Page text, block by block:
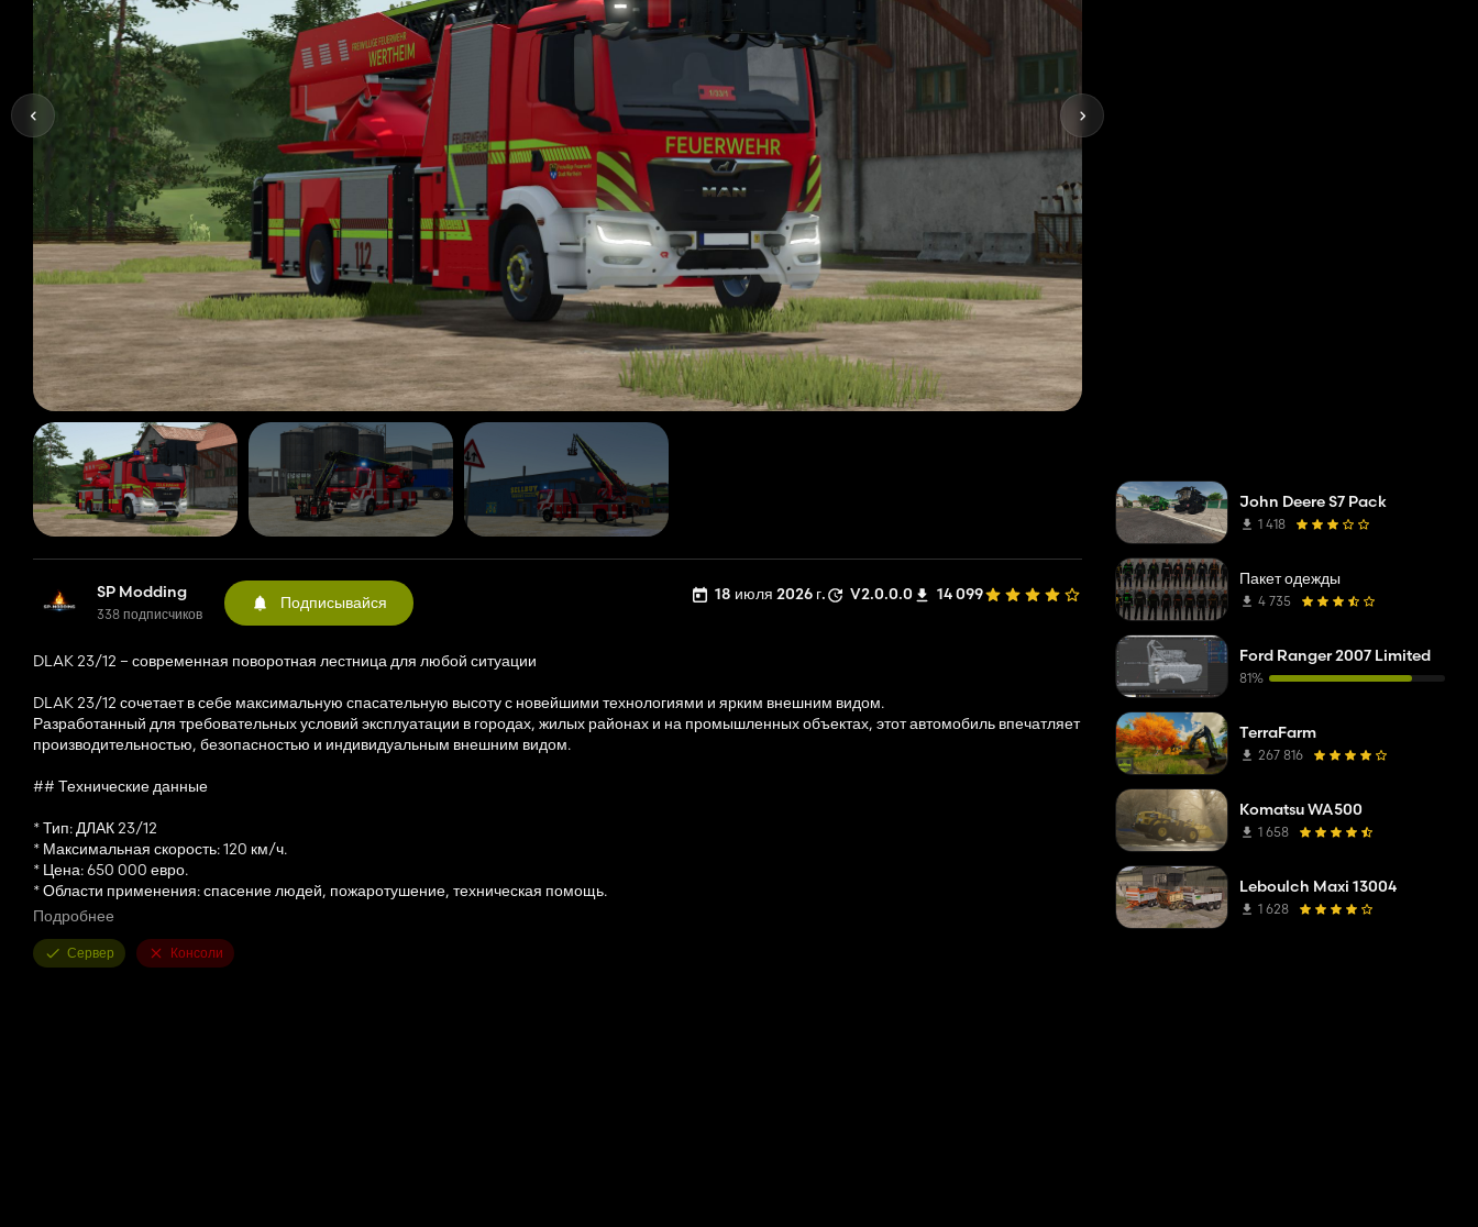
SP Modding
338 подписчиков
Подписывайся 18 июля 2026 г. V2.0.0.0 14 099
DLAK 23/12 – современная поворотная лестница для любой ситуации
DLAK 23/12 сочетает в себе максимальную спасательную высоту с новейшими технологиями и ярким внешним видом.
Разработанный для требовательных условий эксплуатации в городах, жилых районах и на промышленных объектах, этот автомобиль впечатляет
производительностью, безопасностью и индивидуальным внешним видом.
## Технические данные
* Тип: ДЛАК 23/12
* Максимальная скорость: 120 км/ч.
* Цена: 650 000 евро.
* Области применения: спасение людей, пожаротушение, техническая помощь.
Статика
Подробнее
Сервер Консоли
John Deere S7 Pack
1 418
Пакет одежды
4 735
Ford Ranger 2007 Limited
81%
TerraFarm
267 816
Komatsu WA500
1 658
Leboulch Maxi 13004
1 628